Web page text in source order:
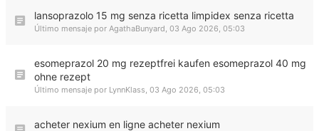
lansoprazolo 15 mg senza ricetta limpidex senza ricetta
Último mensaje por AgathaBunyard, 03 Ago 2026, 05:03
esomeprazol 20 mg rezeptfrei kaufen esomeprazol 40 mg
ohne rezept
Último mensaje por LynnKlass, 03 Ago 2026, 05:03
acheter nexium en ligne acheter nexium